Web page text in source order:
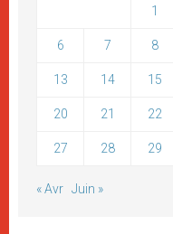
1
6 7 8
13 14 15
20 21 22
27 28 29
« Avr Juin »